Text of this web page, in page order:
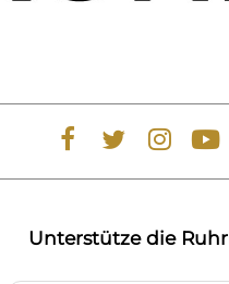
Unterstütze die